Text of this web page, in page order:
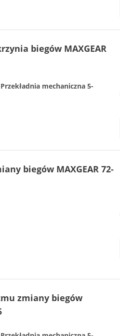
biegów MAXGEAR
Przekładnia mechaniczna 5-
biegów MAXGEAR 72-
zmiany biegów